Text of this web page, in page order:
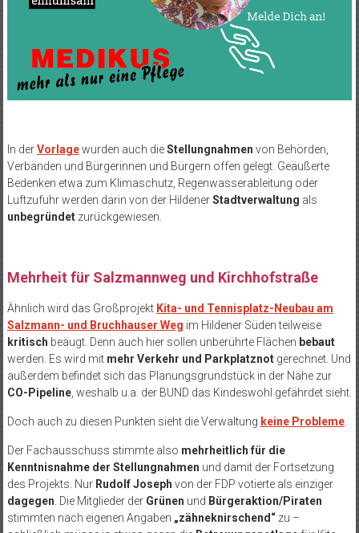
In derVorlagewurden auch dieStellungnahmen von Behörden,
Verbänden und Bürgerinnen und Bürgern offen gelegt. Geäußerte
Bedenken etwa zum Klimaschutz, Regenwasserableitung oder
Luftzufuhr werden darin von der HildenerStadtverwaltung als
unbegründetzurückgewiesen.
Mehrheit für Salzmannweg und Kirchhofstraße
Ähnlich wird das Großprojekt Kita- und Tennisplatz-Neubau am
Salzmann- und Bruchhauser Weg im Hildener Süden teilweise
kritisch beäugt. Denn auch hier sollen unberührte Flächen bebaut
werden. Es wird mit mehr Verkehr und Parkplatznotgerechnet. Und
außerdem befindet sich das Planungsgrundstück in der Nähe zur
CO-Pipeline, weshalb u.a. der BUND das Kindeswohl gefährdet sieht.
Doch auch zu diesen Punkten sieht die Verwaltung keine Probleme.
Der Fachausschuss stimmte also mehrheitlich für die
Kenntnisnahme der Stellungnahmen und damit der Fortsetzung
des Projekts. Nur Rudolf Joseph von der FDP votierte als einziger
dagegen . Die Mitglieder der Grünen und Bürgeraktion/Piraten
stimmten nach eigenen Angaben „zähneknirschend“zu –